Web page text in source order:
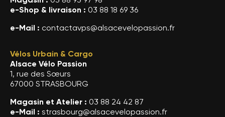
e-Shop & livraison : 03 88 18 69 36
e-Mail : contactavps@alsacevelopassion.fr
Vélos Urbain & Cargo
Alsace Vélo Passion
1, rue des Sœurs
67000 STRASBOURG
Magasin et Atelier : 03 88 24 42 87
e-Mail : strasbourg@alsacevelopassion.fr